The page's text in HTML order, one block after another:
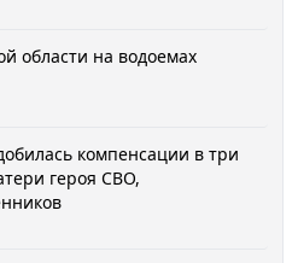
области на водоемах
компенсации в три
героя СВО,